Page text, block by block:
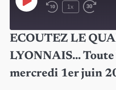
Play
1x
RSS FEED
SHARE
LINK
ECOUTEZ LE
LYONNAIS… Toute
mercredi 1er juin